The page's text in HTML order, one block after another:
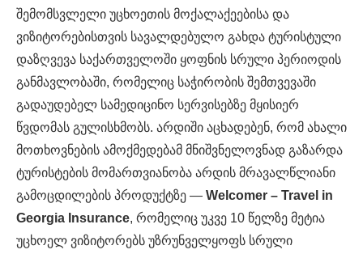
შემომსვლელი უცხოეთის მოქალაქეებისა და
ვიზიტორებისთვის სავალდებულო გახდა ტურისტული
დაზღვევა საქართველოში ყოფნის სრული პერიოდის
განმავლობაში, რომელიც საჭირობის შემთვევაში
გადაუდებელ სამედიცინო სერვისებზე მყისიერ
წვდომას გულისხმობს. არდიში აცხადებენ, რომ ახალი
მოთხოვნების ამოქმედებამ მნიშვნელოვნად გაზარდა
ტურისტების მომართვიანობა არდის მრავალწლიანი
გამოცდილების პროდუქტზე — Welcomer – Travel in
Georgia Insurance, რომელიც უკვე 10 წელზე მეტია
უცხოელ ვიზიტორებს უზრუნველყოფს სრული